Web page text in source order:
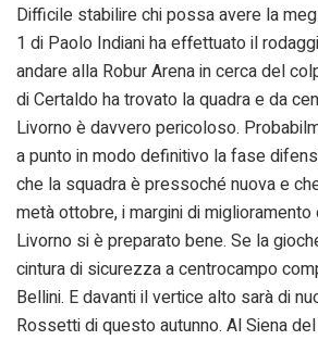
Difficile stabilire chi possa avere la
1 di Paolo Indiani ha effettuato il
andare alla Robur Arena in cerca del
di Certaldo ha trovato la quadra e da
Livorno è davvero pericoloso.
a punto in modo definitivo la fase
che la squadra è pressoché nuova e
metà ottobre, i margini di
Livorno si è preparato bene. Se la
cintura di sicurezza a centrocampo
Bellini. E davanti il vertice alto sarà di
Rossetti di questo autunno. Al Siena